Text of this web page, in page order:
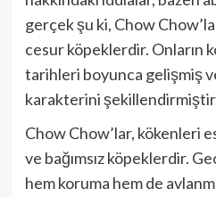
gerçek şu ki, Chow
cesur köpeklerdir. Onların
tarihleri boyunca gelişmiş
karakterini
Chow Chow’lar, kökenleri
ve bağımsız köpeklerdir.
hem koruma hem de